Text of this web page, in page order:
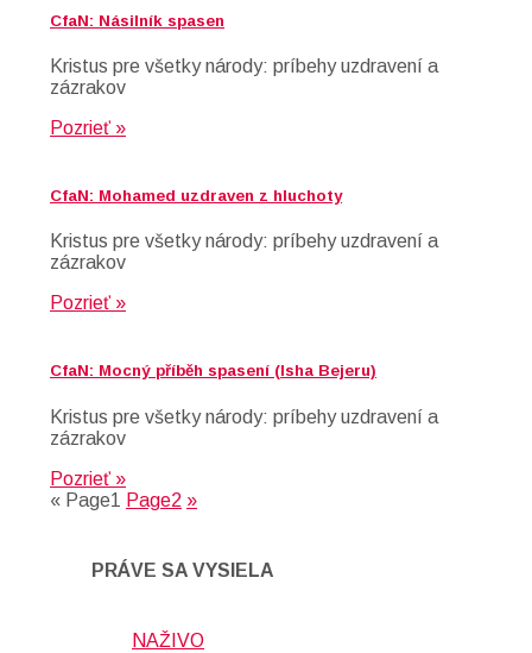
CfaN: Násilník spasen
Kristus pre všetky národy: príbehy uzdravení a
zázrakov
Pozrieť »
CfaN: Mohamed uzdraven z hluchoty
Kristus pre všetky národy: príbehy uzdravení a
zázrakov
Pozrieť »
CfaN: Mocný příběh spasení (Isha Bejeru)
Kristus pre všetky národy: príbehy uzdravení a
zázrakov
Pozrieť »
« Page1 Page2 »
PRÁVE SA VYSIELA
NAŽIVO